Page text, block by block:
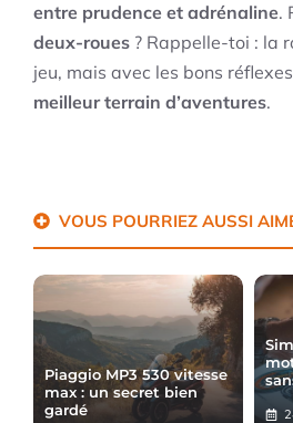
entre prudence et adrénaline.
deux-roues ? Rappelle-toi : la
jeu, mais avec les bons
meilleur terrain d’aventures.
VOUS POURRIEZ AUSSI
Piaggio MP3 530 vitesse
max : un secret bien
gardé